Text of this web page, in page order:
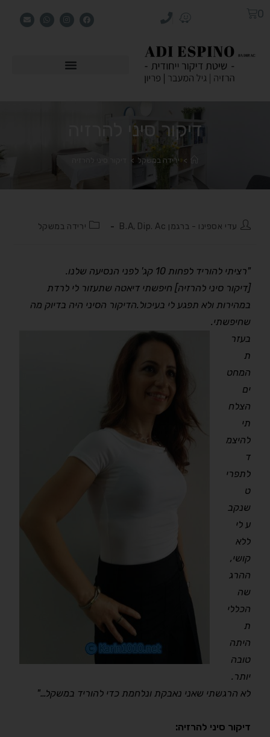
0
דיקור סיני להרזיה
> ירידה במשקל >
עדי אספינו - ברגמן B.A, Dip. Ac ירידה במשקל
"רציתי להוריד לפחות 10 קג' לפני הנסיעה שלנו.
[דיקור סיני להרזיה] חיפשתי דיאטה שתעזור לי לרדת
במהירות ולא תפגע לי בעיכול.הדיקור הסיני היה בדיוק מה
שחיפשתי.
בעזר
ת
המחט
ים
הצלח
תי
להיצמ
ד
לתפרי
ט
שנקב
ע לי
ללא
קושי,
ההרג
שה
הכללי
ת
היתה
טובה
יותר.
לא הרגשתי שאני נאבקת ונלחמת כדי להוריד במשקל…"
דיקור סיני להרזיה: